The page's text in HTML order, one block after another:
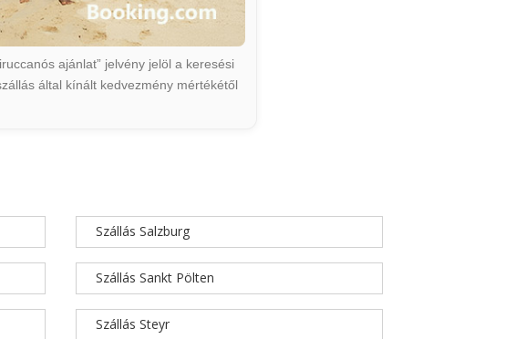
ajánlat” jelvény jelöl a keresési
által kínált kedvezmény mértékétől
Szállás Salzburg
Szállás Sankt Pölten
Szállás Steyr